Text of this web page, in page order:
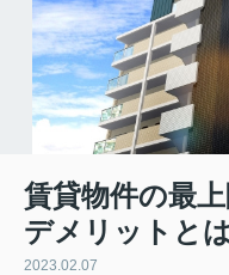
賃貸物件の最
デメリットと
2023.02.07